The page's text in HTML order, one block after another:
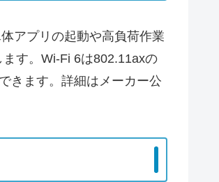
アプリの起動や高負荷作業
す。Wi-Fi 6は802.11axの
きます。詳細はメーカー公